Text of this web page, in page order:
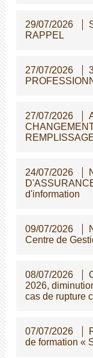
29/07/2026
RAPPEL
27/07/2026
27/07/2026
24/07/2026
d'information
09/07/2026
Centre de
08/07/2026
2026,
cas de rupture
07/07/2026
de formation «